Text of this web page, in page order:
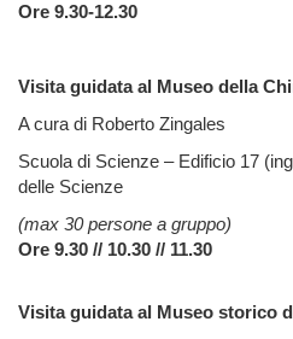
Ore 9.30-12.30
Visita guidata al Museo della
A cura di Roberto Zingales
Scuola di Scienze – Edificio 17
delle Scienze
(max 30 persone a gruppo)
Ore 9.30 // 10.30 // 11.30
Visita guidata al Museo storico